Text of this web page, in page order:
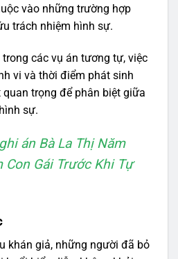
vào những trường hợp
trách nhiệm hình sự.
trong các vụ án tương tự, việc
vi và thời điểm phát sinh
trọng để phân biệt giữa
sự.
án Bà La Thị Năm
Con Gái Trước Khi Tự
khán giả, những người đã bỏ